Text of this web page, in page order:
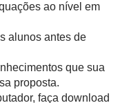
ao nível em
alunos antes de
que sua
proposta.
faça download